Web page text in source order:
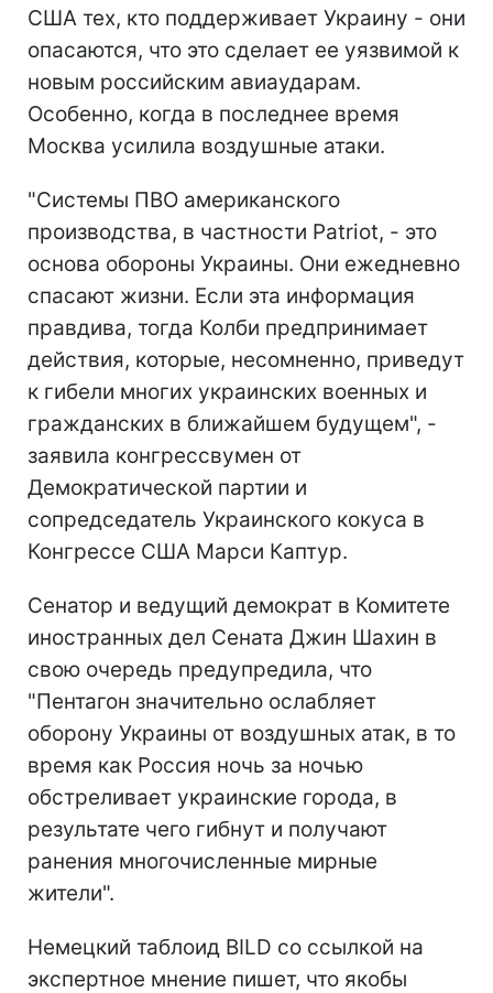
США тех, кто поддерживает Украину - они
опасаются, что это сделает ее уязвимой к
новым российским авиаударам.
Особенно, когда в последнее время
Москва усилила воздушные атаки.
"Системы ПВО американского
производства, в частности Patriot, - это
основа обороны Украины. Они ежедневно
спасают жизни. Если эта информация
правдива, тогда Колби предпринимает
действия, которые, несомненно, приведут
к гибели многих украинских военных и
гражданских в ближайшем будущем", -
заявила конгрессвумен от
Демократической партии и
сопредседатель Украинского кокуса в
Конгрессе США Марси Каптур.
Сенатор и ведущий демократ в Комитете
иностранных дел Сената Джин Шахин в
свою очередь предупредила, что
"Пентагон значительно ослабляет
оборону Украины от воздушных атак, в то
время как Россия ночь за ночью
обстреливает украинские города, в
результате чего гибнут и получают
ранения многочисленные мирные
жители".
Немецкий таблоид BILD со ссылкой на
экспертное мнение пишет, что якобы